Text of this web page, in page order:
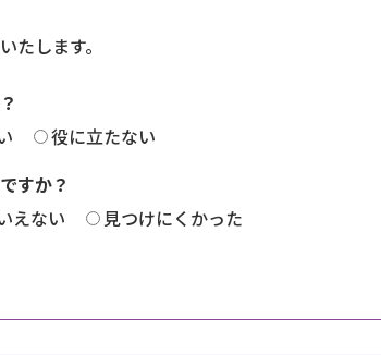
たします。
役に立たない
すか？
えない 見つけにくかった